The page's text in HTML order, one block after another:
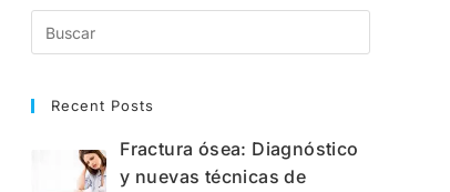
Recent Posts
Fractura ósea: Diagnóstico
y nuevas técnicas de